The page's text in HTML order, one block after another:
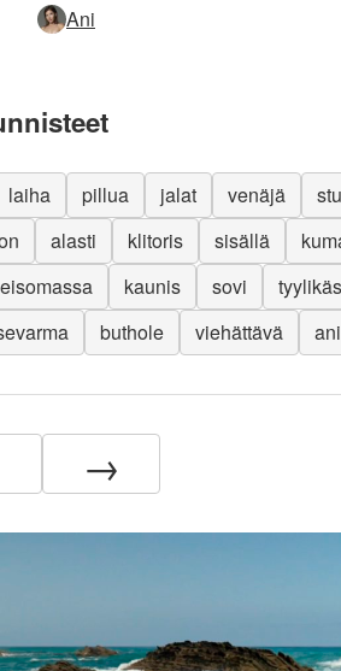
Ani
laiha pillua jalat venäjä
alasti klitoris sisällä
kaunis sovi tyylikäs
buthole viehättävä ani
→